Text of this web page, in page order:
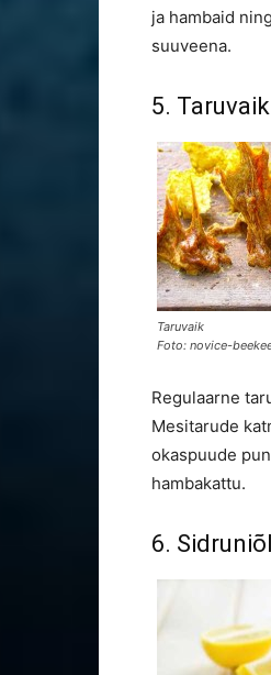
ja hambaid
suuveena.
5. Taruvaik
Taruvaik
Foto: novice-
Regulaarne
Mesitarude
okaspuude
hambakattu.
6.